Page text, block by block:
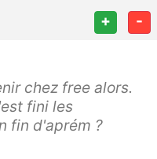
+ -
chez free alors.
fini les
fin d'aprém ?